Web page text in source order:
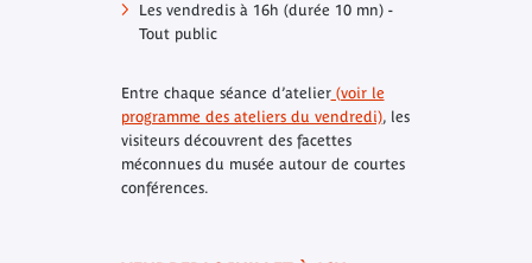
Les vendredis à 16h (durée 10 mn) -
Tout public
Entre chaque séance d’atelier(voir le
programme des ateliers du vendredi), les
visiteurs découvrent des facettes
méconnues du musée autour de courtes
conférences.